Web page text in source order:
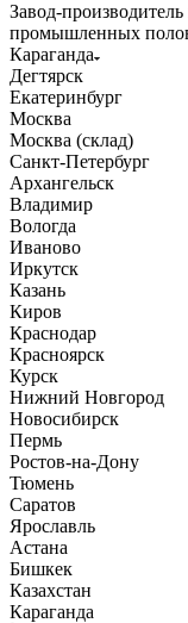
Завод-
промышленных
Караганда
Дегтярск
Екатеринбург
Москва
Москва (склад)
Санкт-Петербург
Архангельск
Владимир
Вологда
Иваново
Иркутск
Казань
Киров
Краснодар
Красноярск
Курск
Нижний Новгород
Новосибирск
Пермь
Ростов-на-Дону
Тюмень
Саратов
Ярославль
Астана
Бишкек
Казахстан
Караганда